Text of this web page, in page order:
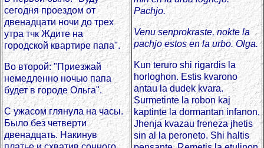
сегодня проездом от
двенадцати ночи до трех
утра тчк Ждите на
городской квартире папа".
Во второй: "Приезжай
немедленно ночью папа
будет в городе Ольга".
С ужасом глянула на часы.
Было без четверти
двенадцать. Накинув
Pachjo.
Venu senprokraste, nokte la
pachjo estos en la urbo. Olga.
Kun teruro shi rigardis la
horloghon. Estis kvarono
antau la dudek kvara.
Surmetinte la robon kaj
kaptinte la dormantan infanon,
Jhenja kvazau freneza jhetis
sin al la peroneto. Shi haltis